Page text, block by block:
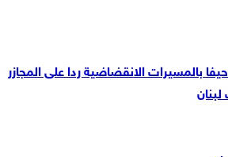
بالمسيرات الانقضاضية ردا على المجازر
لبنان